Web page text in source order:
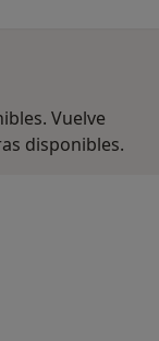
Vuelve
disponibles.